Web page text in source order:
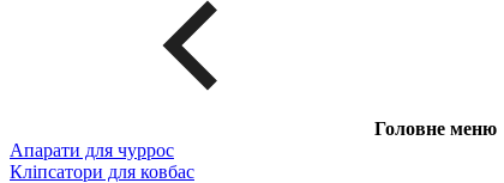
Головне меню
Апарати для чуррос
Кліпсатори для ковбас